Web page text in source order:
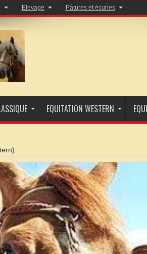
Elevage Pâtures et écuries
EQUITATION WESTERN